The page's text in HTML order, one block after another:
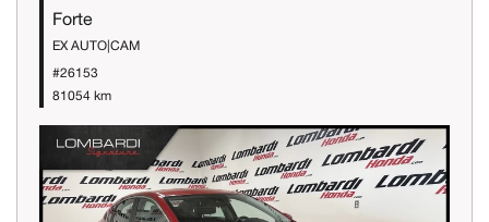
Forte
EX AUTO|CAM
#26153
81054 km